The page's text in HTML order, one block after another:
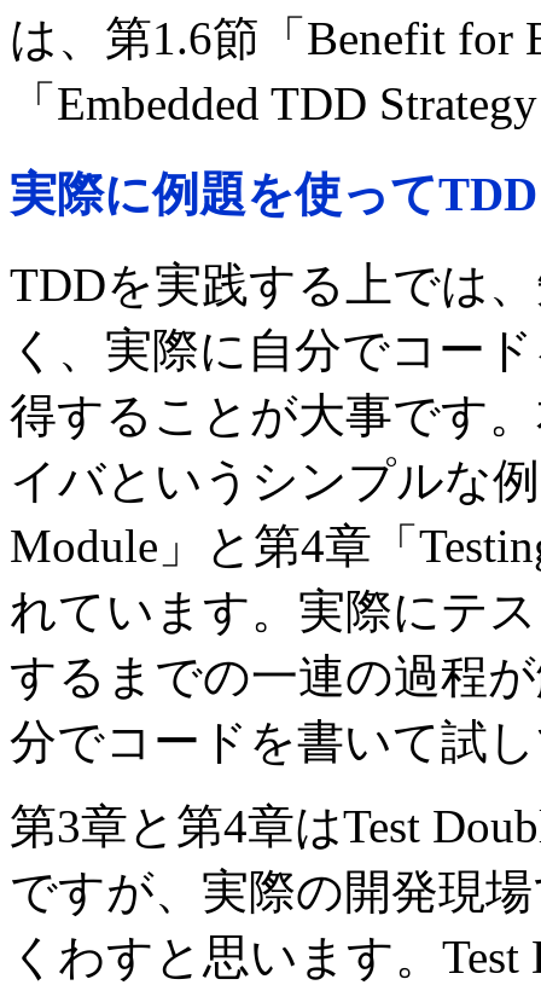
は、第1.6節「Benefit for
「Embedded TDD
実際に例題を使って
TDDを実践する上では
く、実際に自分でコー
得することが大事です
イバというシンプルな
Module」と第4章「
れています。実際にテ
するまでの一連の過程
分でコードを書いて試
第3章と第4章はTest
ですが、実際の開発現
くわすと思います。